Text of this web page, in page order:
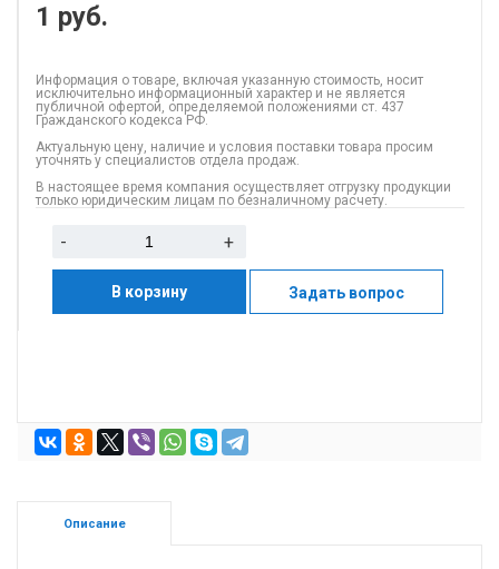
1 руб.
Информация о товаре, включая указанную стоимость, носит
исключительно информационный характер и не является
публичной офертой, определяемой положениями ст. 437
Гражданского кодекса РФ.
Актуальную цену, наличие и условия поставки товара просим
уточнять у специалистов отдела продаж.
В настоящее время компания осуществляет отгрузку продукции
только юридическим лицам по безналичному расчету.
- +
В корзину Задать вопрос
Описание